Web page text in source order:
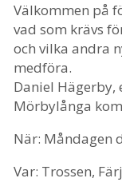
Välkommen på
vad som krävs
och vilka andra
medföra.
Daniel
Mörbylånga
När: Måndagen
Var: Trossen,